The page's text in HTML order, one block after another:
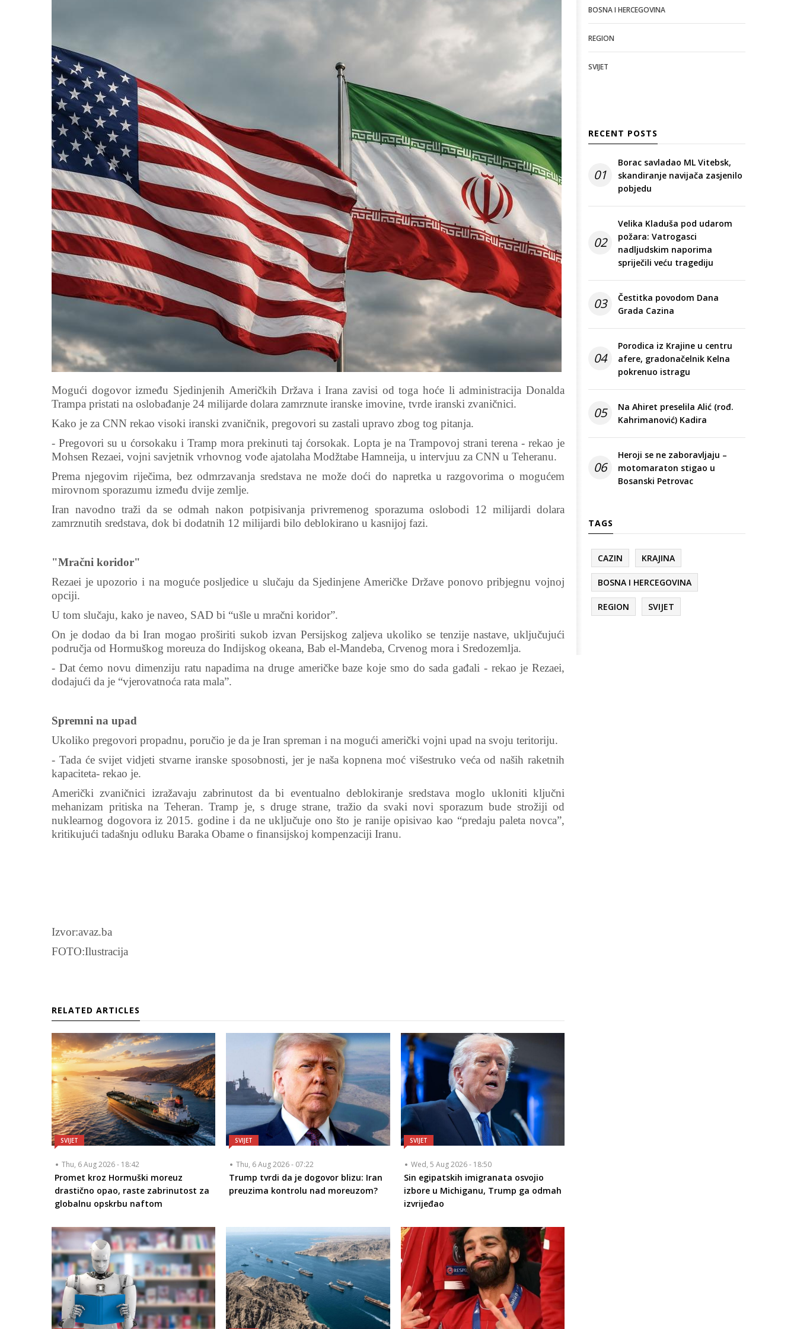
Mogući dogovor između Sjedinjenih Američkih Država i Irana zavisi od toga hoće li administracija Donalda
Trampa pristati na oslobađanje 24 milijarde dolara zamrznute iranske imovine, tvrde iranski zvaničnici.
Kako je za CNN rekao visoki iranski zvaničnik, pregovori su zastali upravo zbog tog pitanja.
- Pregovori su u ćorsokaku i Tramp mora prekinuti taj ćorsokak. Lopta je na Trampovoj strani terena - rekao je
Mohsen Rezaei, vojni savjetnik vrhovnog vođe ajatolaha Modžtabe Hamneija, u intervjuu za CNN u Teheranu.
Prema njegovim riječima, bez odmrzavanja sredstava ne može doći do napretka u razgovorima o mogućem
mirovnom sporazumu između dvije zemlje.
Iran navodno traži da se odmah nakon potpisivanja privremenog sporazuma oslobodi 12 milijardi dolara
zamrznutih sredstava, dok bi dodatnih 12 milijardi bilo deblokirano u kasnijoj fazi.
"Mračni koridor"
Rezaei je upozorio i na moguće posljedice u slučaju da Sjedinjene Američke Države ponovo pribjegnu vojnoj
opciji.
U tom slučaju, kako je naveo, SAD bi “ušle u mračni koridor”.
On je dodao da bi Iran mogao proširiti sukob izvan Persijskog zaljeva ukoliko se tenzije nastave, uključujući
područja od Hormuškog moreuza do Indijskog okeana, Bab el-Mandeba, Crvenog mora i Sredozemlja.
- Dat ćemo novu dimenziju ratu napadima na druge američke baze koje smo do sada gađali - rekao je Rezaei,
dodajući da je “vjerovatnoća rata mala”.
Spremni na upad
Ukoliko pregovori propadnu, poručio je da je Iran spreman i na mogući američki vojni upad na svoju teritoriju.
- Tada će svijet vidjeti stvarne iranske sposobnosti, jer je naša kopnena moć višestruko veća od naših raketnih
kapaciteta- rekao je.
Američki zvaničnici izražavaju zabrinutost da bi eventualno deblokiranje sredstava moglo ukloniti ključni
mehanizam pritiska na Teheran. Tramp je, s druge strane, tražio da svaki novi sporazum bude strožiji od
nuklearnog dogovora iz 2015. godine i da ne uključuje ono što je ranije opisivao kao “predaju paleta novca”,
kritikujući tadašnju odluku Baraka Obame o finansijskoj kompenzaciji Iranu.
Izvor:avaz.ba
FOTO:Ilustracija
RELATED ARTICLES
SVIJET
Thu, 6 Aug 2026 - 18:42
Promet kroz Hormuški moreuz
drastično opao, raste zabrinutost za
globalnu opskrbu naftom
SVIJET
Thu, 6 Aug 2026 - 07:22
Trump tvrdi da je dogovor blizu: Iran
preuzima kontrolu nad moreuzom?
SVIJET
Wed, 5 Aug 2026 - 18:50
Sin egipatskih imigranata osvojio
izbore u Michiganu, Trump ga odmah
izvrijeđao
BOSNA I HERCEGOVINA
REGION
SVIJET
RECENT POSTS
01
Borac savladao ML Vitebsk,
skandiranje navijača zasjenilo
pobjedu
02
Velika Kladuša pod udarom
požara: Vatrogasci
nadljudskim naporima
spriječili veću tragediju
03
Čestitka povodom Dana
Grada Cazina
04
Porodica iz Krajine u centru
afere, gradonačelnik Kelna
pokrenuo istragu
05
Na Ahiret preselila Alić (rođ.
Kahrimanović) Kadira
06
Heroji se ne zaboravljaju –
motomaraton stigao u
Bosanski Petrovac
TAGS
CAZIN KRAJINA
BOSNA I HERCEGOVINA
REGION SVIJET